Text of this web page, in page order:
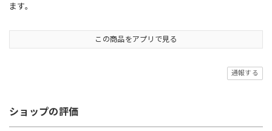
ます。
この商品をアプリで見る
通報する
ショップの評価